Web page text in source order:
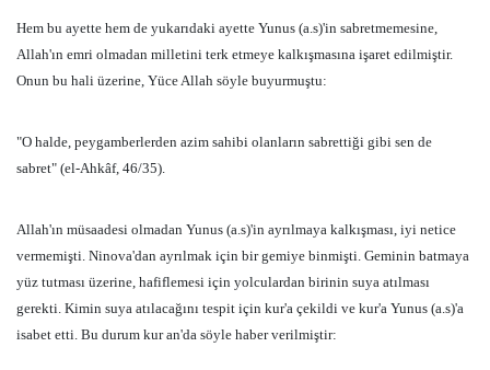
Hem bu ayette hem de yukarıdaki ayette Yunus (a.s)'in sabretmemesine,
Allah'ın emri olmadan milletini terk etmeye kalkışmasına işaret edilmiştir.
Onun bu hali üzerine, Yüce Allah söyle buyurmuştu:
"O halde, peygamberlerden azim sahibi olanların sabrettiği gibi sen de
sabret" (el-Ahkâf, 46/35).
Allah'ın müsaadesi olmadan Yunus (a.s)'in ayrılmaya kalkışması, iyi netice
vermemişti. Ninova'dan ayrılmak için bir gemiye binmişti. Geminin batmaya
yüz tutması üzerine, hafiflemesi için yolculardan birinin suya atılması
gerekti. Kimin suya atılacağını tespit için kur'a çekildi ve kur'a Yunus (a.s)'a
isabet etti. Bu durum kur an'da söyle haber verilmiştir: